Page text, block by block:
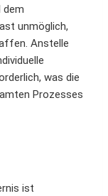
dem
unmöglich,
Anstelle
was die
Prozesses
ist